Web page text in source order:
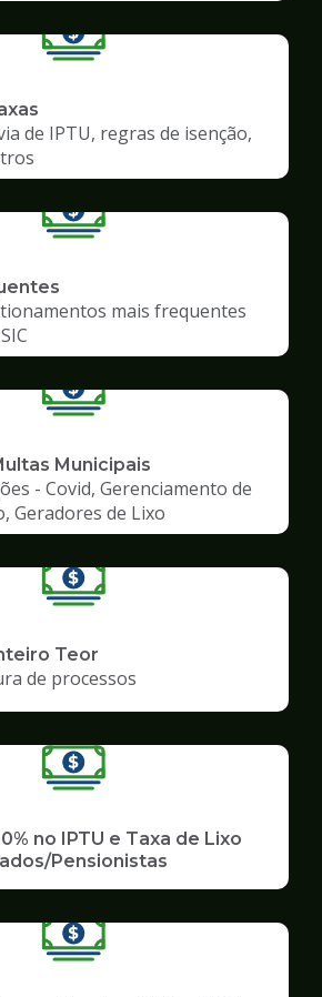
de IPTU, regras de isenção,
mais frequentes
Municipais
- Covid, Gerenciamento de
Geradores de Lixo
Teor
de processos
no IPTU e Taxa de Lixo
Pensionistas